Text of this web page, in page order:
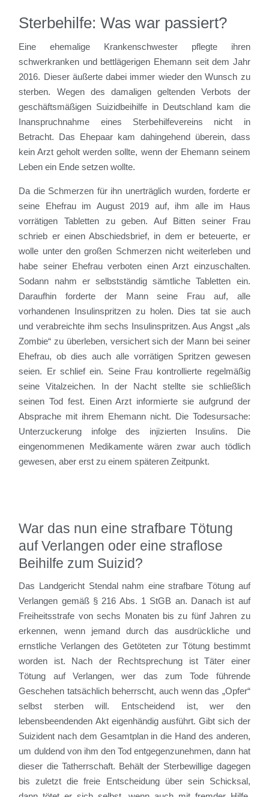
Sterbehilfe: Was war passiert?
Eine ehemalige Krankenschwester pflegte ihren
schwerkranken und bettlägerigen Ehemann seit dem Jahr
2016. Dieser äußerte dabei immer wieder den Wunsch zu
sterben. Wegen des damaligen geltenden Verbots der
geschäftsmäßigen Suizidbeihilfe in Deutschland kam die
Inanspruchnahme eines Sterbehilfevereins nicht in
Betracht. Das Ehepaar kam dahingehend überein, dass
kein Arzt geholt werden sollte, wenn der Ehemann seinem
Leben ein Ende setzen wollte.
Da die Schmerzen für ihn unerträglich wurden, forderte er
seine Ehefrau im August 2019 auf, ihm alle im Haus
vorrätigen Tabletten zu geben. Auf Bitten seiner Frau
schrieb er einen Abschiedsbrief, in dem er beteuerte, er
wolle unter den großen Schmerzen nicht weiterleben und
habe seiner Ehefrau verboten einen Arzt einzuschalten.
Sodann nahm er selbstständig sämtliche Tabletten ein.
Daraufhin forderte der Mann seine Frau auf, alle
vorhandenen Insulinspritzen zu holen. Dies tat sie auch
und verabreichte ihm sechs Insulinspritzen. Aus Angst „als
Zombie“ zu überleben, versichert sich der Mann bei seiner
Ehefrau, ob dies auch alle vorrätigen Spritzen gewesen
seien. Er schlief ein. Seine Frau kontrollierte regelmäßig
seine Vitalzeichen. In der Nacht stellte sie schließlich
seinen Tod fest. Einen Arzt informierte sie aufgrund der
Absprache mit ihrem Ehemann nicht. Die Todesursache:
Unterzuckerung infolge des injizierten Insulins. Die
eingenommenen Medikamente wären zwar auch tödlich
gewesen, aber erst zu einem späteren Zeitpunkt.
War das nun eine strafbare Tötung
auf Verlangen oder eine straflose
Beihilfe zum Suizid?
Das Landgericht Stendal nahm eine strafbare Tötung auf
Verlangen gemäß § 216 Abs. 1 StGB an. Danach ist auf
Freiheitsstrafe von sechs Monaten bis zu fünf Jahren zu
erkennen, wenn jemand durch das ausdrückliche und
ernstliche Verlangen des Getöteten zur Tötung bestimmt
worden ist. Nach der Rechtsprechung ist Täter einer
Tötung auf Verlangen, wer das zum Tode führende
Geschehen tatsächlich beherrscht, auch wenn das „Opfer“
selbst sterben will. Entscheidend ist, wer den
lebensbeendenden Akt eigenhändig ausführt. Gibt sich der
Suizident nach dem Gesamtplan in die Hand des anderen,
um duldend von ihm den Tod entgegenzunehmen, dann hat
dieser die Tatherrschaft. Behält der Sterbewillige dagegen
bis zuletzt die freie Entscheidung über sein Schicksal,